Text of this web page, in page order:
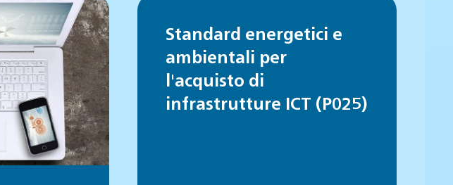
Standard energetici e
ambientali per
l'acquisto di
infrastrutture ICT (P025)